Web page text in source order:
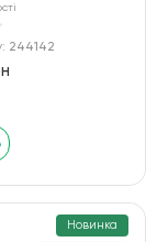
244142
Новинка